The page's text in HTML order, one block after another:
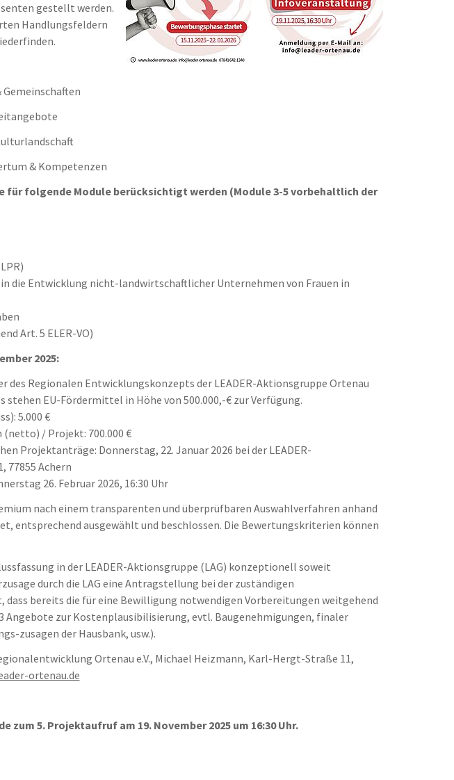
gestellt werden.
Handlungsfeldern
& Kompetenzen
für folgende Module berücksichtigt werden (Module 3-5 vorbehaltlich der
die Entwicklung nicht-landwirtschaftlicher Unternehmen von Frauen in
Art. 5 ELER-VO)
2025:
des Regionalen Entwicklungskonzepts der LEADER-Aktionsgruppe Ortenau
EU-Fördermittel in Höhe von 500.000,-€ zur Verfügung.
5.000 €
/ Projekt: 700.000 €
Projektanträge: Donnerstag, 22. Januar 2026 bei der LEADER-
77855 Achern
26. Februar 2026, 16:30 Uhr
nach einem transparenten und überprüfbaren Auswahlverfahren anhand
entsprechend ausgewählt und beschlossen. Die Bewertungskriterien können
in der LEADER-Aktionsgruppe (LAG) konzeptionell soweit
durch die LAG eine Antragstellung bei der zuständigen
bereits die für eine Bewilligung notwendigen Vorbereitungen weitgehend
Angebote zur Kostenplausibilisierung, evtl. Baugenehmigungen, finaler
zusagen der Hausbank, usw.).
Ortenau e.V., Michael Heizmann, Karl-Hergt-Straße 11,
ortenau.de
5. Projektaufruf am 19. November 2025 um 16:30 Uhr.